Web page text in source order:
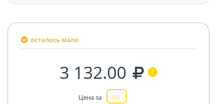
осталось мало
3 132.00
Цена за шт